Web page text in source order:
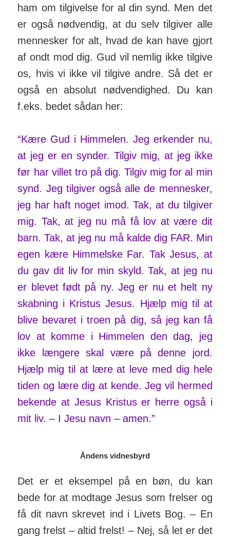
ham om til­giv­else for al din synd. Men det
er også nød­vendig, at du selv til­giver alle
mennesker for alt, hvad de kan have gjort
af ondt mod dig. Gud vil nemlig ikke tilgive
os, hvis vi ikke vil tilgive andre. Så det er
også en absolut nød­ven­dighed. Du kan
f.eks. bedet sådan her:
“Kære Gud i Himmelen. Jeg er­kender nu,
at jeg er en synder. Tilgiv mig, at jeg ikke
før har villet tro på dig. Tilgiv mig for al min
synd. Jeg tilgiver også alle de men­nesker,
jeg har haft noget imod. Tak, at du tilgiver
mig. Tak, at jeg nu må få lov at være dit
barn. Tak, at jeg nu må kalde dig FAR. Min
egen kære Him­melske Far. Tak Jesus, at
du gav dit liv for min skyld. Tak, at jeg nu
er blevet født på ny. Jeg er nu et helt ny
skabning i Kristus Jesus. Hjælp mig til at
blive bevaret i troen på dig, så jeg kan få
lov at komme i Him­melen den dag, jeg
ikke længere skal være på denne jord.
Hjælp mig til at lære at leve med dig hele
tiden og lære dig at kende. Jeg vil hermed
bekende at Jesus Kristus er herre også i
mit liv. – I Jesu navn – amen.”
Åndens vidnesbyrd
Det er et eksempel på en bøn, du kan
bede for at modtage Jesus som frelser og
få dit navn skrevet ind i Livets Bog. – En
gang frelst – altid frelst! – Nej, så let er det